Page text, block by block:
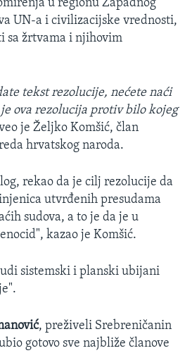
u regionu Zapadnog
UN-a i civilizacijske vrednosti,
sa žrtvama i njihovim
tekst rezolucije, nećete naći
ova rezolucija protiv bilo kojeg
je Željko Komšić, član
hrvatskog naroda.
rekao da je cilj rezolucije da
utvrđenih presudama
sudova, a to je da je u
kazao je Komšić.
sistemski i planski ubijani
, preživeli Srebreničanin
gotovo sve najbliže članove